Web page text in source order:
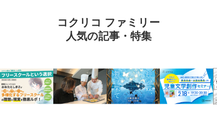
コクリコ ファミリー
人気の記事・特集